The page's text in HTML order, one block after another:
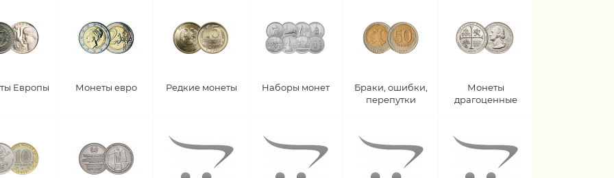
Европы Монеты евро Редкие монеты Наборы монет
Браки, ошибки,
перепутки
Монеты
драгоценные